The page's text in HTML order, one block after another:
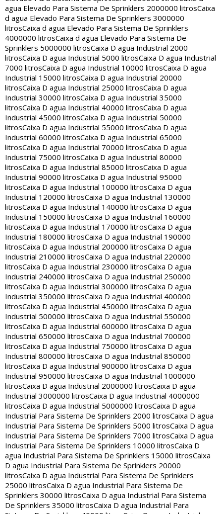
agua Elevado Para Sistema De Sprinklers 2000000 litrosCaixa
d agua Elevado Para Sistema De Sprinklers 3000000
litrosCaixa d agua Elevado Para Sistema De Sprinklers
4000000 litrosCaixa d agua Elevado Para Sistema De
Sprinklers 5000000 litrosCaixa D agua Industrial 2000
litrosCaixa D agua Industrial 5000 litrosCaixa D agua Industrial
7000 litrosCaixa D agua Industrial 10000 litrosCaixa D agua
Industrial 15000 litrosCaixa D agua Industrial 20000
litrosCaixa D agua Industrial 25000 litrosCaixa D agua
Industrial 30000 litrosCaixa D agua Industrial 35000
litrosCaixa D agua Industrial 40000 litrosCaixa D agua
Industrial 45000 litrosCaixa D agua Industrial 50000
litrosCaixa D agua Industrial 55000 litrosCaixa D agua
Industrial 60000 litrosCaixa D agua Industrial 65000
litrosCaixa D agua Industrial 70000 litrosCaixa D agua
Industrial 75000 litrosCaixa D agua Industrial 80000
litrosCaixa D agua Industrial 85000 litrosCaixa D agua
Industrial 90000 litrosCaixa D agua Industrial 95000
litrosCaixa D agua Industrial 100000 litrosCaixa D agua
Industrial 120000 litrosCaixa D agua Industrial 130000
litrosCaixa D agua Industrial 140000 litrosCaixa D agua
Industrial 150000 litrosCaixa D agua Industrial 160000
litrosCaixa D agua Industrial 170000 litrosCaixa D agua
Industrial 180000 litrosCaixa D agua Industrial 190000
litrosCaixa D agua Industrial 200000 litrosCaixa D agua
Industrial 210000 litrosCaixa D agua Industrial 220000
litrosCaixa D agua Industrial 230000 litrosCaixa D agua
Industrial 240000 litrosCaixa D agua Industrial 250000
litrosCaixa D agua Industrial 300000 litrosCaixa D agua
Industrial 350000 litrosCaixa D agua Industrial 400000
litrosCaixa D agua Industrial 450000 litrosCaixa D agua
Industrial 500000 litrosCaixa D agua Industrial 550000
litrosCaixa D agua Industrial 600000 litrosCaixa D agua
Industrial 650000 litrosCaixa D agua Industrial 700000
litrosCaixa D agua Industrial 750000 litrosCaixa D agua
Industrial 800000 litrosCaixa D agua Industrial 850000
litrosCaixa D agua Industrial 900000 litrosCaixa D agua
Industrial 950000 litrosCaixa D agua Industrial 1000000
litrosCaixa D agua Industrial 2000000 litrosCaixa D agua
Industrial 3000000 litrosCaixa D agua Industrial 4000000
litrosCaixa D agua Industrial 5000000 litrosCaixa D agua
Industrial Para Sistema De Sprinklers 2000 litrosCaixa D agua
Industrial Para Sistema De Sprinklers 5000 litrosCaixa D agua
Industrial Para Sistema De Sprinklers 7000 litrosCaixa D agua
Industrial Para Sistema De Sprinklers 10000 litrosCaixa D
agua Industrial Para Sistema De Sprinklers 15000 litrosCaixa
D agua Industrial Para Sistema De Sprinklers 20000
litrosCaixa D agua Industrial Para Sistema De Sprinklers
25000 litrosCaixa D agua Industrial Para Sistema De
Sprinklers 30000 litrosCaixa D agua Industrial Para Sistema
De Sprinklers 35000 litrosCaixa D agua Industrial Para